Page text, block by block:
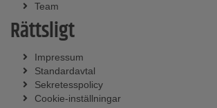
Team
Rättsligt
Impressum
Standardavtal
Sekretesspolicy
Cookie-inställningar